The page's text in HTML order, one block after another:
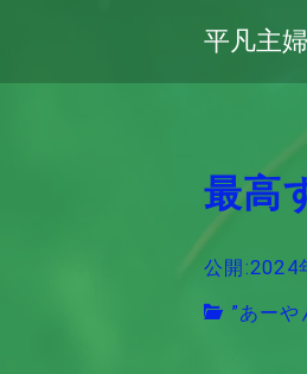
平凡主
最高
公開:2024
”あーや